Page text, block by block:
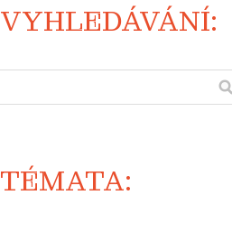
VYHLEDÁVÁNÍ:
TÉMATA: